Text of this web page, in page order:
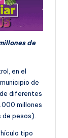
de
en el
de
diferentes
millones
pesos).
tipo